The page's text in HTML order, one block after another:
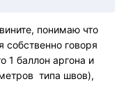
понимаю что
говоря
1 баллон аргона и
типа швов),